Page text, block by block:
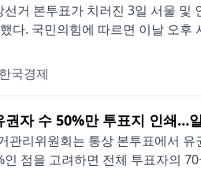
선거 본투표가 치러진 3일 서울
다. 국민의힘에 따르면 이날 오후
한국경제
권자 수 50%만 투표지 인쇄…
관리위원회는 통상 본투표에서
인 점을 고려하면 전체 투표자의